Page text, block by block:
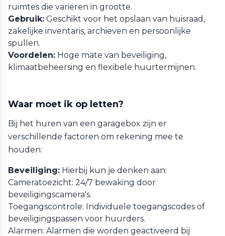
ruimtes die variëren in grootte.
Gebruik: Geschikt voor het opslaan van huisraad,
zakelijke inventaris, archieven en persoonlijke
spullen.
Voordelen: Hoge mate van beveiliging,
klimaatbeheersing en flexibele huurtermijnen.
Waar moet ik op letten?
Bij het huren van een garagebox zijn er
verschillende factoren om rekening mee te
houden:
Beveiliging: Hierbij kun je denken aan:
Cameratoezicht: 24/7 bewaking door
beveiligingscamera's.
Toegangscontrole: Individuele toegangscodes of
beveiligingspassen voor huurders.
Alarmen: Alarmen die worden geactiveerd bij